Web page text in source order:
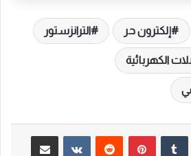
إلكترون حر الترانزستور
الكهربائية
‏Tumblr بينتيريست
‏Reddit
‏VKontakte مشاركة عبر البريد